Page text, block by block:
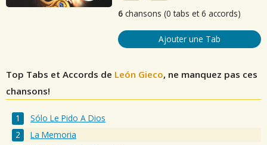
6 chansons (0 tabs et 6 accords)
Ajouter une Tab
Top Tabs et Accords de León Gieco, ne manquez pas ces
chansons!
Sólo Le Pido A Dios
La Memoria